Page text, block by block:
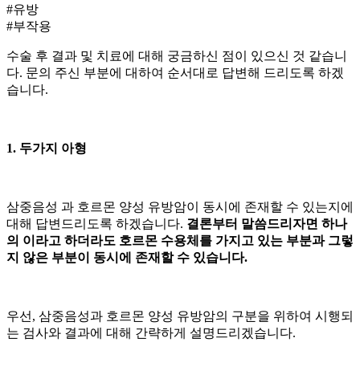
#유방
#부작용
수술 후 결과 및 치료에 대해 궁금하신 점이 있으신 것 같습니
다. 문의 주신 부분에 대하여 순서대로 답변해 드리도록 하겠
습니다.
1. 두가지 아형
삼중음성 과 호르몬 양성 유방암이 동시에 존재할 수 있는지에
대해 답변드리도록 하겠습니다. 결론부터 말씀드리자면 하나
의 이라고 하더라도 호르몬 수용체를 가지고 있는 부분과 그렇
지 않은 부분이 동시에 존재할 수 있습니다.
우선, 삼중음성과 호르몬 양성 유방암의 구분을 위하여 시행되
는 검사와 결과에 대해 간략하게 설명드리겠습니다.